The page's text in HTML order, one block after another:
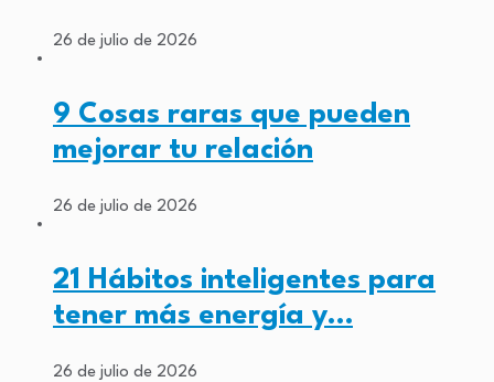
26 de julio de 2026
9 Cosas raras que pueden
mejorar tu relación
26 de julio de 2026
21 Hábitos inteligentes para
tener más energía y…
26 de julio de 2026